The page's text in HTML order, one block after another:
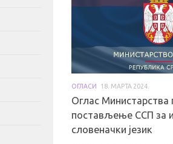
ОГЛАСИ 18. МАРТА 2024.
Оглас Министарства
постављење ССП за
словеначки језик